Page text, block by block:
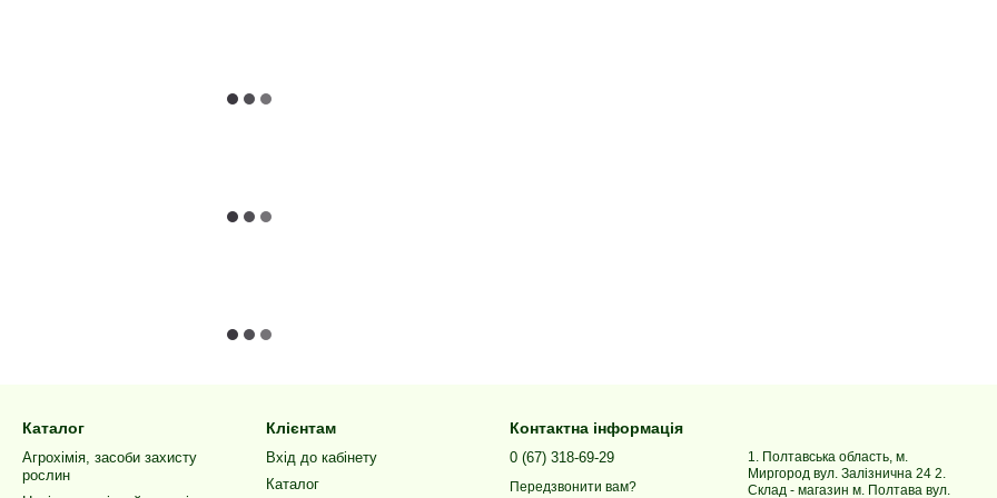
Каталог
Агрохімія, засоби захисту
рослин
Клієнтам
Вхід до кабінету
Каталог
Контактна інформація
0 (67) 318-69-29
Передзвонити вам?
1. Полтавська область, м.
Миргород вул. Залізнична 24 2.
Склад - магазин м. Полтава вул.